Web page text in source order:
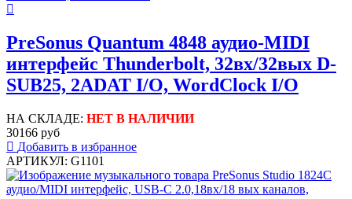
PreSonus Quantum 4848 аудио-MIDI
интерфейс Thunderbolt, 32вх/32вых D-
SUB25, 2ADAT I/O, WordClock I/O
НА СКЛАДЕ: НЕТ В НАЛИЧИИ
30166 руб
Добавить в избранное
АРТИКУЛ: G1101